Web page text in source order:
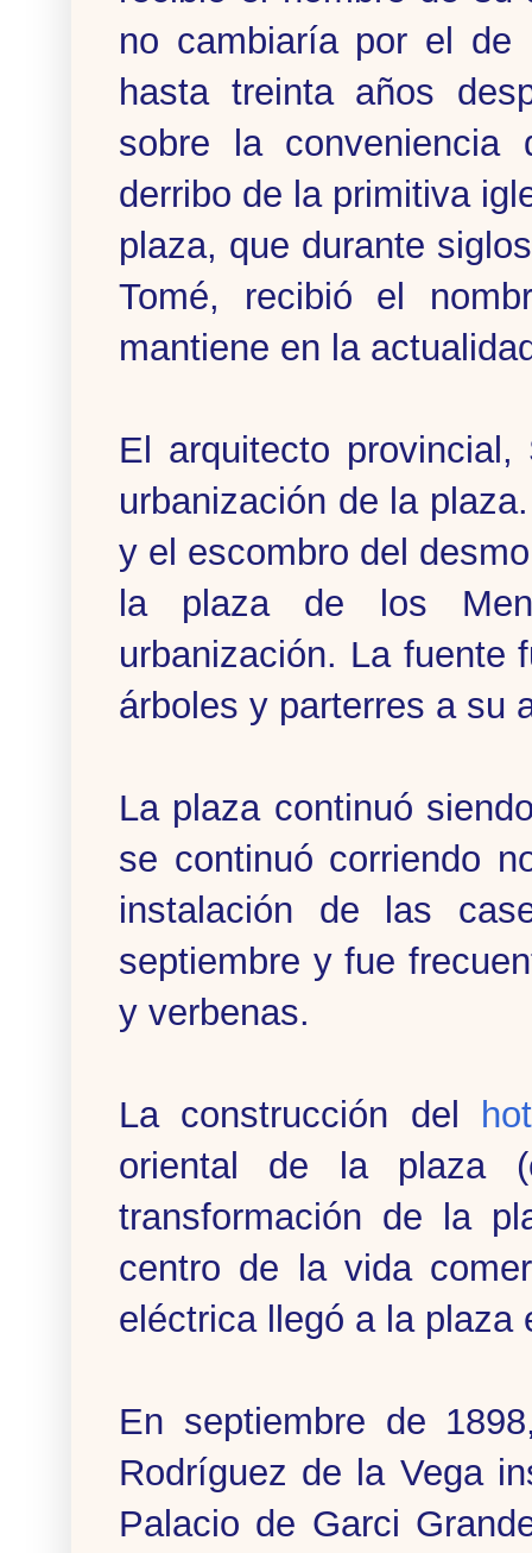
no cambiaría por el de
hasta treinta años
sobre la conveniencia
derribo de la primitiva
plaza, que durante
Tomé, recibió el
mantiene en la
El arquitecto
urbanización de la
y el escombro del
la plaza de los
urbanización. La fuente
árboles y parterres a su
La plaza continuó
se continuó corriendo
instalación de las
septiembre y fue
y verbenas.
La construcción del
oriental de la plaza
transformación de la
centro de la vida
eléctrica llegó a la plaza
En septiembre de
Rodríguez de la Vega
Palacio de Garci